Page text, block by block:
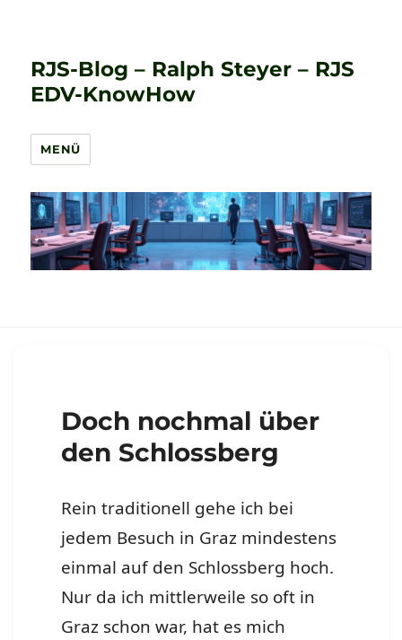
RJS-Blog – Ralph Steyer – RJS
EDV-KnowHow
MENÜ
Doch nochmal über
den Schlossberg
Rein traditionell gehe ich bei
jedem Besuch in Graz mindestens
einmal auf den Schlossberg hoch.
Nur da ich mittlerweile so oft in
Graz schon war, hat es mich